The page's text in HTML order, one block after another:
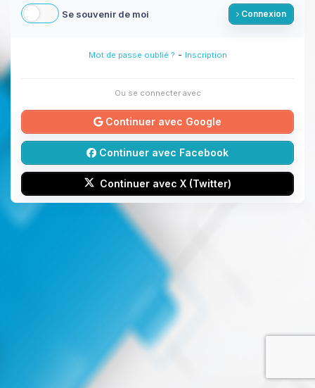
Se souvenir de moi Connexion
Mot de passe oublié ? - Inscription
Ou se connecter avec
Continuer avec Google
Continuer avec Facebook
Continuer avec X (Twitter)